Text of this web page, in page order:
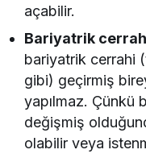
açabilir.
Bariyatrik
bariyatrik cerrahi
gibi) geçirmiş
yapılmaz. Çünkü
değişmiş
olabilir veya